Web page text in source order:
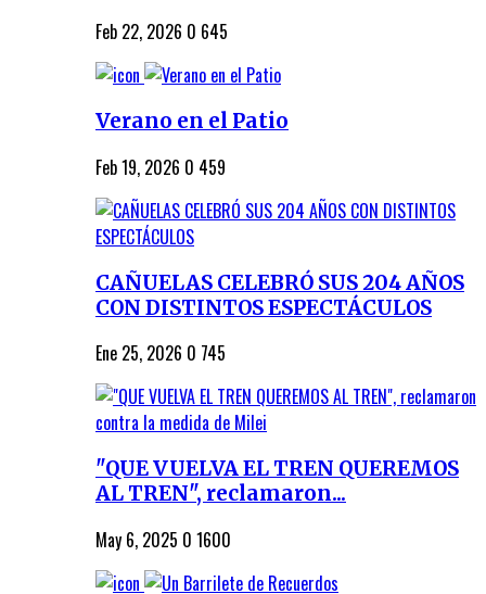
Feb 22, 2026 0 645
Verano en el Patio
Feb 19, 2026 0 459
CAÑUELAS CELEBRÓ SUS 204 AÑOS
CON DISTINTOS ESPECTÁCULOS
Ene 25, 2026 0 745
"QUE VUELVA EL TREN QUEREMOS
AL TREN", reclamaron...
May 6, 2025 0 1600